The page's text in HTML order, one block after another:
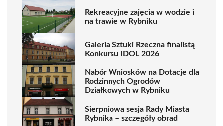
Rekreacyjne zajęcia w wodzie i
na trawie w Rybniku
Galeria Sztuki Rzeczna finalistą
Konkursu IDOL 2026
Nabór Wniosków na Dotacje dla
Rodzinnych Ogrodów
Działkowych w Rybniku
Sierpniowa sesja Rady Miasta
Rybnika – szczegóły obrad